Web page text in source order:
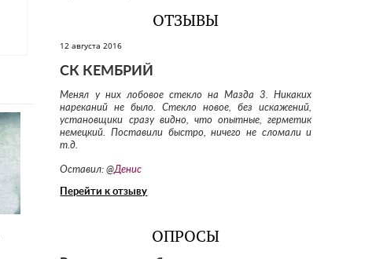
ОТЗЫВЫ
12 августа 2016
СК КЕМБРИЙ
Менял у них лобовое стекло на Мазда 3. Никаких
нареканий не было. Стекло новое, без искажений,
установщики сразу видно, что опытные, герметик
немецкий. Поставили быстро, ничего не сломали и
т.д.
Оставил: @Денис
Перейти к отзыву
ОПРОСЫ